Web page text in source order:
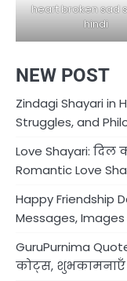
heart broken sad
hindi
NEW POST
Zindagi Shayari in
Struggles, and
Love Shayari: दिल
Romantic Love
Happy Friendship
Messages,
GuruPurnima
कोट्स,